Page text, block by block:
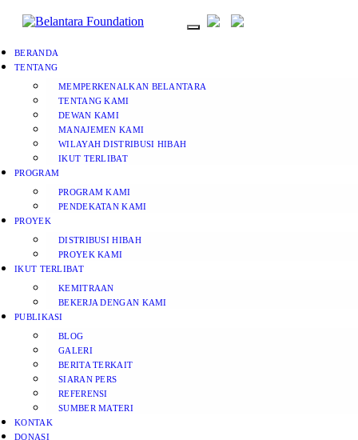
BERANDA
TENTANG
MEMPERKENALKAN BELANTARA
TENTANG KAMI
DEWAN KAMI
MANAJEMEN KAMI
WILAYAH DISTRIBUSI HIBAH
IKUT TERLIBAT
PROGRAM
PROGRAM KAMI
PENDEKATAN KAMI
PROYEK
DISTRIBUSI HIBAH
PROYEK KAMI
IKUT TERLIBAT
KEMITRAAN
BEKERJA DENGAN KAMI
PUBLIKASI
BLOG
GALERI
BERITA TERKAIT
SIARAN PERS
REFERENSI
SUMBER MATERI
KONTAK
DONASI